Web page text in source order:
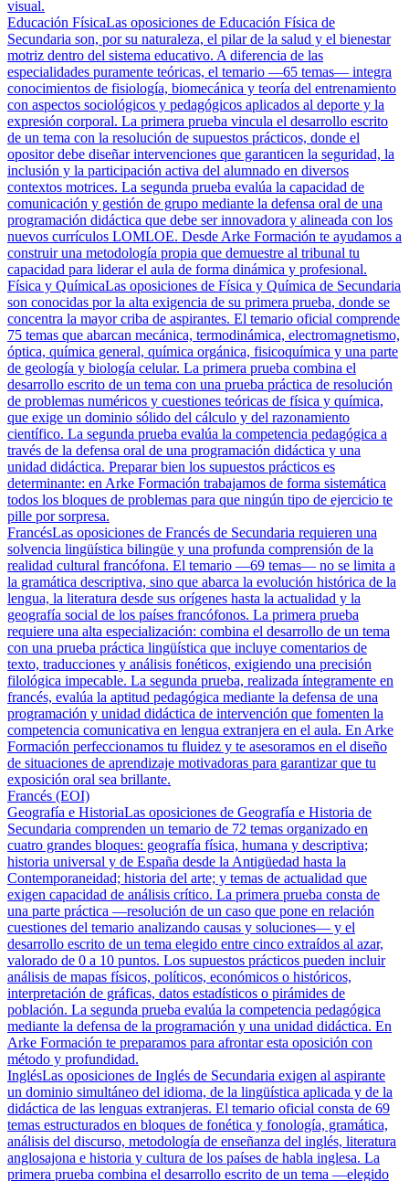
visual.
Educación FísicaLas oposiciones de Educación Física de
Secundaria son, por su naturaleza, el pilar de la salud y el bienestar
motriz dentro del sistema educativo. A diferencia de las
especialidades puramente teóricas, el temario —65 temas— integra
conocimientos de fisiología, biomecánica y teoría del entrenamiento
con aspectos sociológicos y pedagógicos aplicados al deporte y la
expresión corporal. La primera prueba vincula el desarrollo escrito
de un tema con la resolución de supuestos prácticos, donde el
opositor debe diseñar intervenciones que garanticen la seguridad, la
inclusión y la participación activa del alumnado en diversos
contextos motrices. La segunda prueba evalúa la capacidad de
comunicación y gestión de grupo mediante la defensa oral de una
programación didáctica que debe ser innovadora y alineada con los
nuevos currículos LOMLOE. Desde Arke Formación te ayudamos a
construir una metodología propia que demuestre al tribunal tu
capacidad para liderar el aula de forma dinámica y profesional.
Física y QuímicaLas oposiciones de Física y Química de Secundaria
son conocidas por la alta exigencia de su primera prueba, donde se
concentra la mayor criba de aspirantes. El temario oficial comprende
75 temas que abarcan mecánica, termodinámica, electromagnetismo,
óptica, química general, química orgánica, fisicoquímica y una parte
de geología y biología celular. La primera prueba combina el
desarrollo escrito de un tema con una prueba práctica de resolución
de problemas numéricos y cuestiones teóricas de física y química,
que exige un dominio sólido del cálculo y del razonamiento
científico. La segunda prueba evalúa la competencia pedagógica a
través de la defensa oral de una programación didáctica y una
unidad didáctica. Preparar bien los supuestos prácticos es
determinante: en Arke Formación trabajamos de forma sistemática
todos los bloques de problemas para que ningún tipo de ejercicio te
pille por sorpresa.
FrancésLas oposiciones de Francés de Secundaria requieren una
solvencia lingüística bilingüe y una profunda comprensión de la
realidad cultural francófona. El temario —69 temas— no se limita a
la gramática descriptiva, sino que abarca la evolución histórica de la
lengua, la literatura desde sus orígenes hasta la actualidad y la
geografía social de los países francófonos. La primera prueba
requiere una alta especialización: combina el desarrollo de un tema
con una prueba práctica lingüística que incluye comentarios de
texto, traducciones y análisis fonéticos, exigiendo una precisión
filológica impecable. La segunda prueba, realizada íntegramente en
francés, evalúa la aptitud pedagógica mediante la defensa de una
programación y unidad didáctica de intervención que fomenten la
competencia comunicativa en lengua extranjera en el aula. En Arke
Formación perfeccionamos tu fluidez y te asesoramos en el diseño
de situaciones de aprendizaje motivadoras para garantizar que tu
exposición oral sea brillante.
Francés (EOI)
Geografía e HistoriaLas oposiciones de Geografía e Historia de
Secundaria comprenden un temario de 72 temas organizado en
cuatro grandes bloques: geografía física, humana y descriptiva;
historia universal y de España desde la Antigüedad hasta la
Contemporaneidad; historia del arte; y temas de actualidad que
exigen capacidad de análisis crítico. La primera prueba consta de
una parte práctica —resolución de un caso que pone en relación
cuestiones del temario analizando causas y soluciones— y el
desarrollo escrito de un tema elegido entre cinco extraídos al azar,
valorado de 0 a 10 puntos. Los supuestos prácticos pueden incluir
análisis de mapas físicos, políticos, económicos o históricos,
interpretación de gráficas, datos estadísticos o pirámides de
población. La segunda prueba evalúa la competencia pedagógica
mediante la defensa de la programación y una unidad didáctica. En
Arke Formación te preparamos para afrontar esta oposición con
método y profundidad.
InglésLas oposiciones de Inglés de Secundaria exigen al aspirante
un dominio simultáneo del idioma, de la lingüística aplicada y de la
didáctica de las lenguas extranjeras. El temario oficial consta de 69
temas estructurados en bloques de fonética y fonología, gramática,
análisis del discurso, metodología de enseñanza del inglés, literatura
anglosajona e historia y cultura de los países de habla inglesa. La
primera prueba combina el desarrollo escrito de un tema —elegido